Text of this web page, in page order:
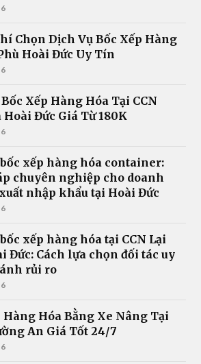
Chọn Dịch Vụ Bốc Xếp Hàng
Hoài Đức Uy Tín
Xếp Hàng Hóa Tại CCN
Đức Giá Từ 180K
xếp hàng hóa container:
chuyên nghiệp cho doanh
nhập khẩu tại Hoài Đức
xếp hàng hóa tại CCN Lại
Đức: Cách lựa chọn đối tác uy
rủi ro
Hàng Hóa Bằng Xe Nâng Tại
An Giá Tốt 24/7